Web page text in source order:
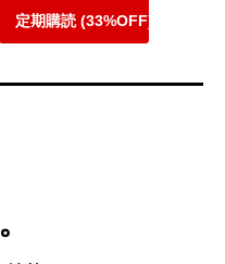
定期購読 (33%OFF)